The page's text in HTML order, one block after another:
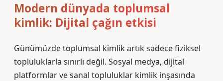
Modern dünyada toplumsal
kimlik: Dijital çağın etkisi
Günümüzde toplumsal kimlik artık sadece fiziksel
topluluklarla sınırlı değil. Sosyal medya, dijital
platformlar ve sanal topluluklar kimlik inşasında